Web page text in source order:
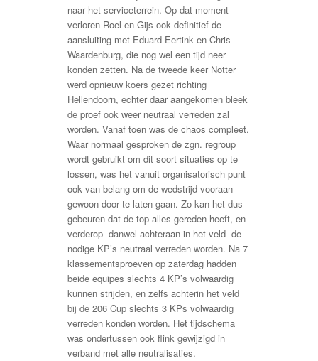
naar het serviceterrein. Op dat moment
verloren Roel en Gijs ook definitief de
aansluiting met Eduard Eertink en Chris
Waardenburg, die nog wel een tijd neer
konden zetten. Na de tweede keer Notter
werd opnieuw koers gezet richting
Hellendoorn, echter daar aangekomen bleek
de proef ook weer neutraal verreden zal
worden. Vanaf toen was de chaos compleet.
Waar normaal gesproken de zgn. regroup
wordt gebruikt om dit soort situaties op te
lossen, was het vanuit organisatorisch punt
ook van belang om de wedstrijd vooraan
gewoon door te laten gaan. Zo kan het dus
gebeuren dat de top alles gereden heeft, en
verderop -danwel achteraan in het veld- de
nodige KP’s neutraal verreden worden. Na 7
klassementsproeven op zaterdag hadden
beide equipes slechts 4 KP’s volwaardig
kunnen strijden, en zelfs achterin het veld
bij de 206 Cup slechts 3 KPs volwaardig
verreden konden worden. Het tijdschema
was ondertussen ook flink gewijzigd in
verband met alle neutralisaties.